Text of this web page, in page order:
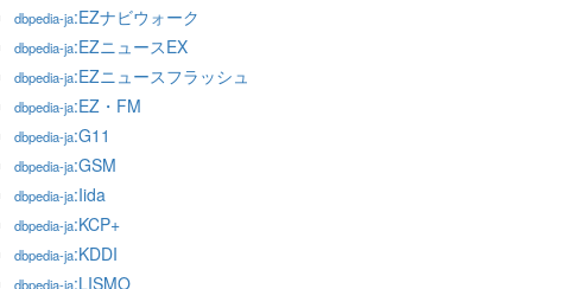
dbpedia-ja:EZナビウォーク
dbpedia-ja:EZニュースEX
dbpedia-ja:EZニュースフラッシュ
dbpedia-ja:EZ・FM
dbpedia-ja:G11
dbpedia-ja:GSM
dbpedia-ja:Iida
dbpedia-ja:KCP+
dbpedia-ja:KDDI
dbpedia-ja:LISMO